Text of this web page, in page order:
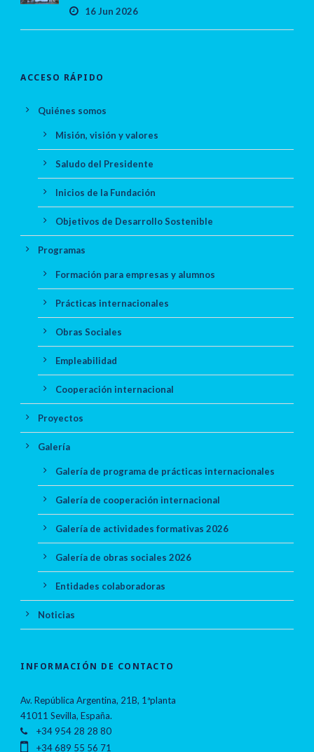
16 Jun 2026
ACCESO RÁPIDO
Quiénes somos
Misión, visión y valores
Saludo del Presidente
Inicios de la Fundación
Objetivos de Desarrollo Sostenible
Programas
Formación para empresas y alumnos
Prácticas internacionales
Obras Sociales
Empleabilidad
Cooperación internacional
Proyectos
Galería
Galería de programa de prácticas internacionales
Galería de cooperación internacional
Galería de actividades formativas 2026
Galería de obras sociales 2026
Entidades colaboradoras
Noticias
INFORMACIÓN DE CONTACTO
Av. República Argentina, 21B, 1ªplanta
41011 Sevilla, España.
+34 954 28 28 80
+34 689 55 56 71